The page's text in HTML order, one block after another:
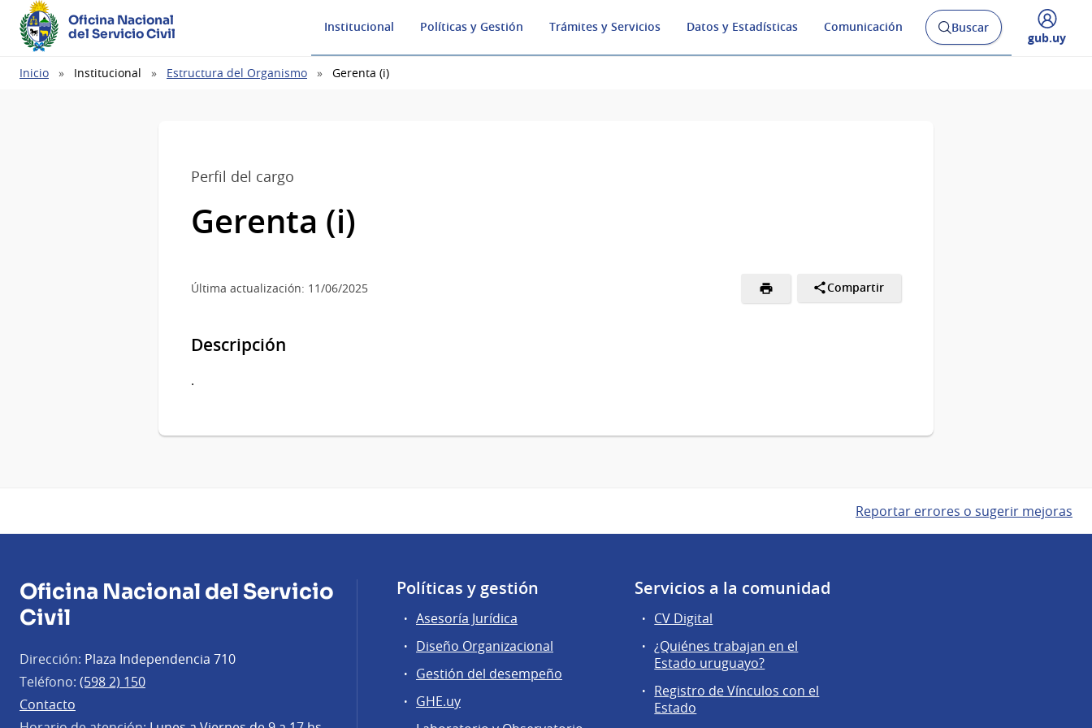
Oficina Nacional
del Servicio Civil
Institucional Políticas y Gestión Trámites y Servicios Datos y Estadísticas Comunicación
Abrir
buscador
Buscar
Desplegar
gub.uy
Ruta
Inicio Institucional Estructura del Organismo Gerenta (i)
Perfil del cargo
Gerenta (i)
Última actualización: 11/06/2025 Compartir
Descripción
.
Reportar errores o sugerir mejoras
Oficina Nacional del Servicio
Civil
Dirección: Plaza Independencia 710
Teléfono: (598 2) 150
Contacto
Políticas y gestión
Asesoría Jurídica
Diseño Organizacional
Gestión del desempeño
GHE.uy
Servicios a la comunidad
CV Digital
¿Quiénes trabajan en el
Estado uruguayo?
Registro de Vínculos con el
Estado